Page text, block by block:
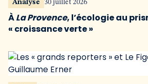
Analyse 30 juillet 2026
ÀLa Provence, l’écologie au
« croissance verte »